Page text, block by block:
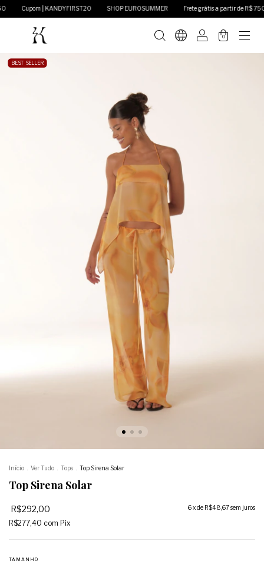
Cupom | KANDYFIRST20 SHOP EUROSUMMER Frete grátis a partir de R$ 750
0
BEST SELLER
Início Ver Tudo Tops Top Sirena Solar
Top Sirena Solar
R$292,00 6x de R$48,67sem juros
R$277,40 com Pix
TAMANHO